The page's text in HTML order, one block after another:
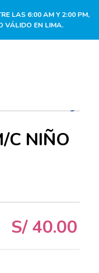
LAS 6:00 AM Y 2:00 PM,
VÁLIDO EN LIMA.
C NIÑO
S/ 40.00